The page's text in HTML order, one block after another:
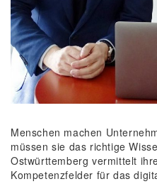
Menschen machen
müssen sie das richtige
Ostwürttemberg vermittelt
Kompetenzfelder für das